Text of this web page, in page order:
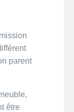
parent
être